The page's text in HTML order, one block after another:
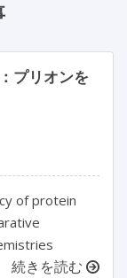
プリオンを
of protein
続きを読む